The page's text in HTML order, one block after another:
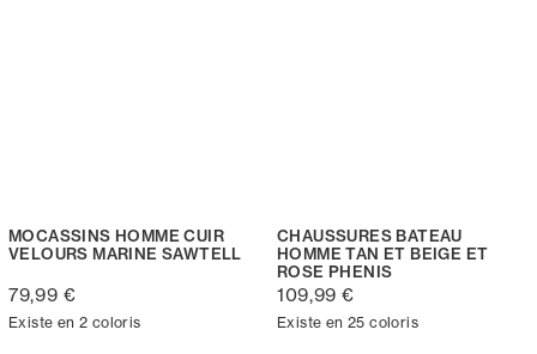
MOCASSINS HOMME CUIR
VELOURS MARINE SAWTELL
79,99 €
Existe en 2 coloris
CHAUSSURES BATEAU
HOMME TAN ET BEIGE ET
ROSE PHENIS
109,99 €
Existe en 25 coloris